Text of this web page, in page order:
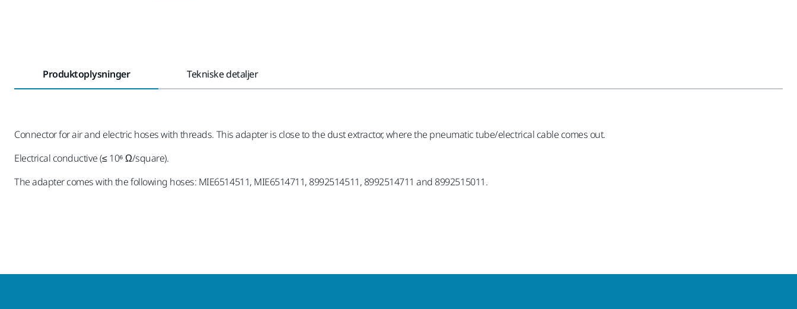
Produktoplysninger Tekniske detaljer
Connector for air and electric hoses with threads. This adapter is close to the dust extractor, where the pneumatic tube/electrical cable comes out.
Electrical conductive (≤ 10⁶ Ω/square).
The adapter comes with the following hoses: MIE6514511, MIE6514711, 8992514511, 8992514711 and 8992515011.